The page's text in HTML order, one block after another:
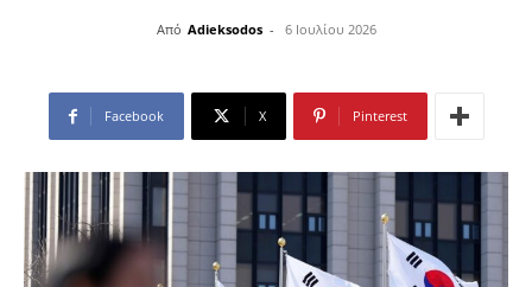
Από Adieksodos - 6 Ιουλίου 2026
Facebook X Pinterest